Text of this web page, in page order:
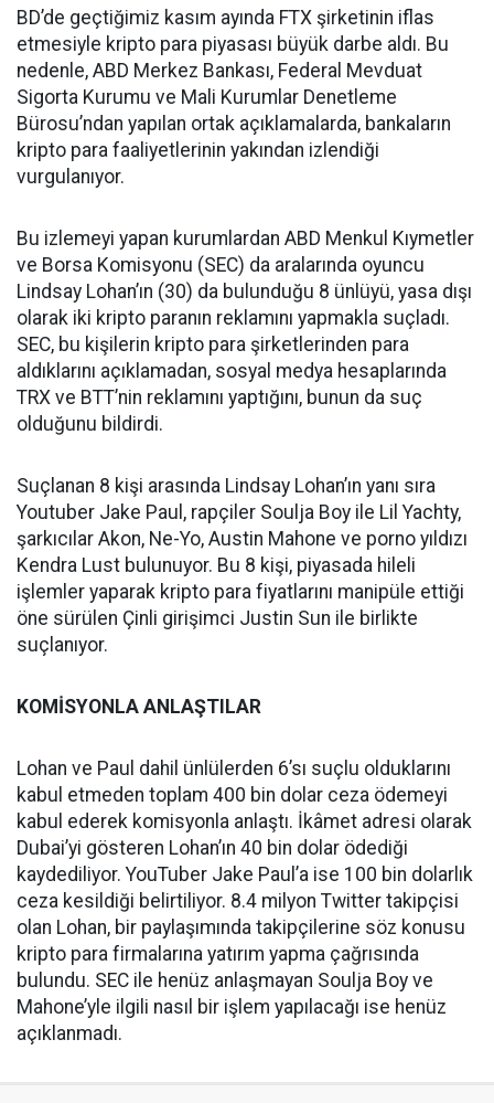
BD’de geçtiğimiz kasım ayında FTX şirketinin iflas
etmesiyle kripto para piyasası büyük darbe aldı. Bu
nedenle, ABD Merkez Bankası, Federal Mevduat
Sigorta Kurumu ve Mali Kurumlar Denetleme
Bürosu’ndan yapılan ortak açıklamalarda, bankaların
kripto para faaliyetlerinin yakından izlendiği
vurgulanıyor.
Bu izlemeyi yapan kurumlardan ABD Menkul Kıymetler
ve Borsa Komisyonu (SEC) da aralarında oyuncu
Lindsay Lohan’ın (30) da bulunduğu 8 ünlüyü, yasa dışı
olarak iki kripto paranın reklamını yapmakla suçladı.
SEC, bu kişilerin kripto para şirketlerinden para
aldıklarını açıklamadan, sosyal medya hesaplarında
TRX ve BTT’nin reklamını yaptığını, bunun da suç
olduğunu bildirdi.
Suçlanan 8 kişi arasında Lindsay Lohan’ın yanı sıra
Youtuber Jake Paul, rapçiler Soulja Boy ile Lil Yachty,
şarkıcılar Akon, Ne-Yo, Austin Mahone ve porno yıldızı
Kendra Lust bulunuyor. Bu 8 kişi, piyasada hileli
işlemler yaparak kripto para fiyatlarını manipüle ettiği
öne sürülen Çinli girişimci Justin Sun ile birlikte
suçlanıyor.
KOMİSYONLA ANLAŞTILAR
Lohan ve Paul dahil ünlülerden 6’sı suçlu olduklarını
kabul etmeden toplam 400 bin dolar ceza ödemeyi
kabul ederek komisyonla anlaştı. İkâmet adresi olarak
Dubai’yi gösteren Lohan’ın 40 bin dolar ödediği
kaydediliyor. YouTuber Jake Paul’a ise 100 bin dolarlık
ceza kesildiği belirtiliyor. 8.4 milyon Twitter takipçisi
olan Lohan, bir paylaşımında takipçilerine söz konusu
kripto para firmalarına yatırım yapma çağrısında
bulundu. SEC ile henüz anlaşmayan Soulja Boy ve
Mahone’yle ilgili nasıl bir işlem yapılacağı ise henüz
açıklanmadı.